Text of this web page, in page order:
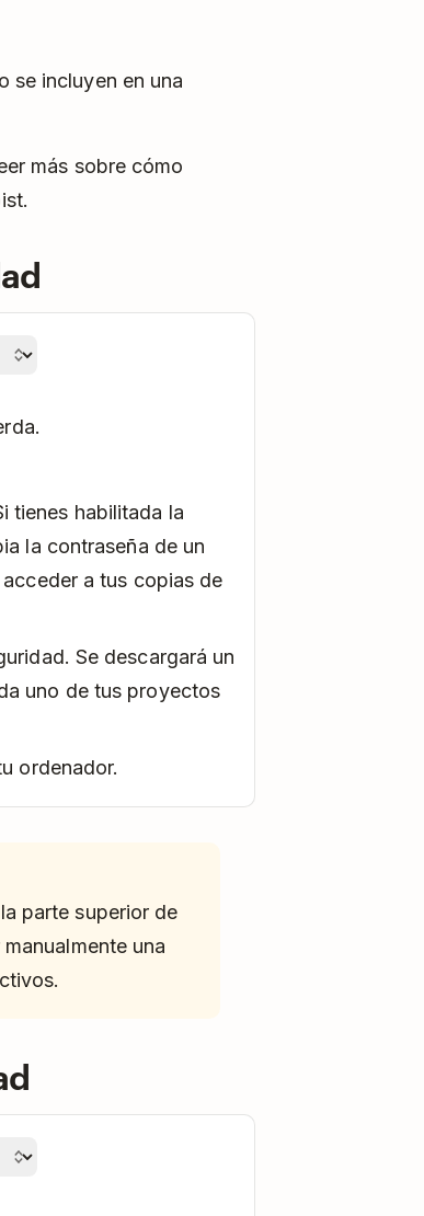
se incluyen en una
más sobre cómo
tienes habilitada la
la contraseña de un
a tus copias de
Se descargará un
uno de tus proyectos
ordenador.
parte superior de
una